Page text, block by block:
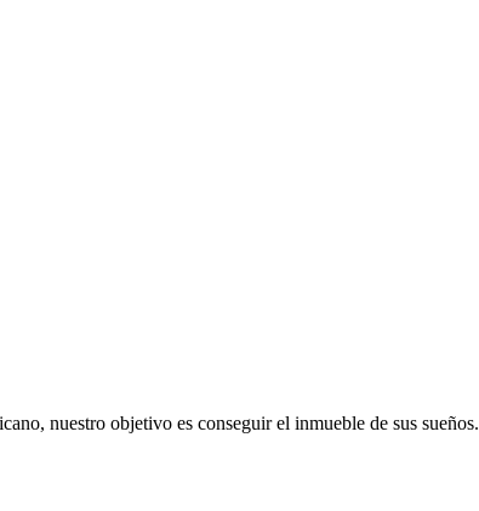
nuestro objetivo es conseguir el inmueble de sus sueños.